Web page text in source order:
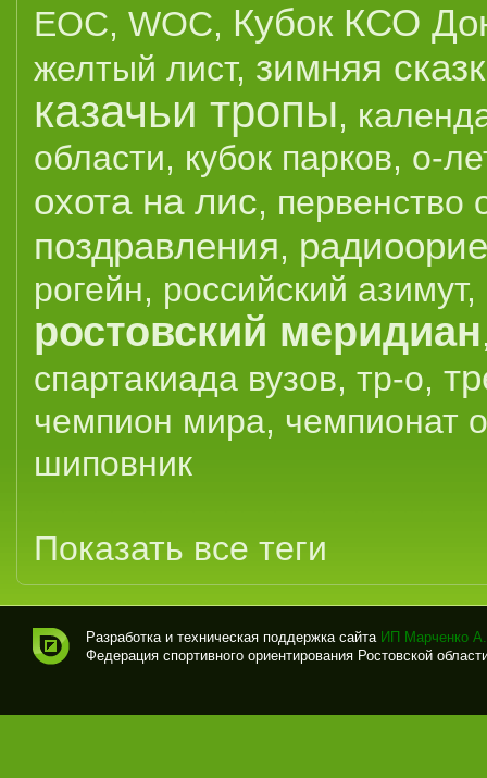
EOC, WOC, Кубок КСО
желтый лист, зимняя
казачьи тропы,
области, кубок парков, о-
охота на лис, первенство
поздравления,
рогейн, российский азимут,
ростовский меридиан
спартакиада вузов, тр-о,
чемпион мира, чемпионат
шиповник
Показать все теги
вно
Разработка и техническая поддержка сайта ИП Марченко
Федерация спортивного ориентирования Ростовской